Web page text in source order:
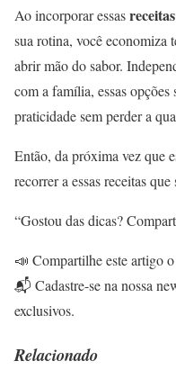
Ao incorporar essas
sua rotina, você economiza
abrir mão do sabor.
com a família, essas opções
praticidade sem perder a
Então, da próxima vez que
recorrer a essas receitas
“Gostou das dicas?
📣 Compartilhe este artigo
📬 Cadastre-se na nossa
exclusivos.
Relacionado